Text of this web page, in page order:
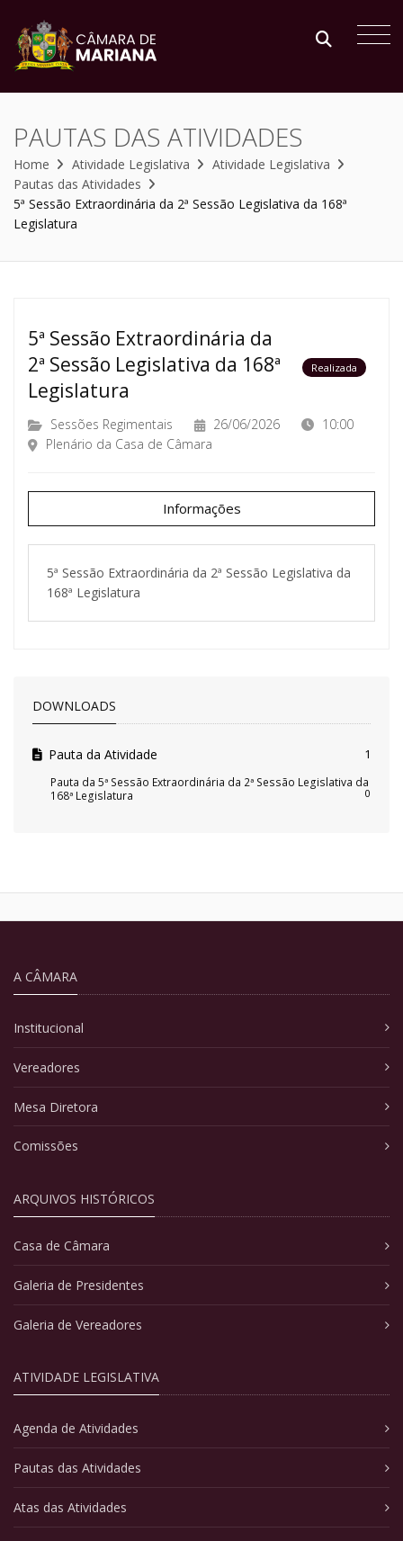
PAUTAS DAS ATIVIDADES
Home Atividade Legislativa
Atividade Legislativa
Pautas das Atividades
5ª Sessão Extraordinária da 2ª Sessão Legislativa da 168ª
Legislatura
5ª Sessão Extraordinária da
2ª Sessão Legislativa da 168ª
Legislatura
Realizada
Sessões Regimentais 26/06/2026
10:00
Plenário da Casa de Câmara
Informações
5ª Sessão Extraordinária da 2ª Sessão Legislativa da
168ª Legislatura
DOWNLOADS
Pauta da Atividade 1
Pauta da 5ª Sessão Extraordinária da 2ª Sessão Legislativa da
168ª Legislatura
0
A CÂMARA
Institucional
Vereadores
Mesa Diretora
Comissões
ARQUIVOS HISTÓRICOS
Casa de Câmara
Galeria de Presidentes
Galeria de Vereadores
ATIVIDADE LEGISLATIVA
Agenda de Atividades
Pautas das Atividades
Atas das Atividades